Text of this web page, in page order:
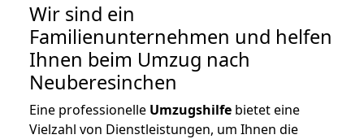
Wir sind ein
Familienunternehmen und helfen
Ihnen beim Umzug nach
Neuberesinchen
Eine professionelle Umzugshilfe bietet eine
Vielzahl von Dienstleistungen, um Ihnen die